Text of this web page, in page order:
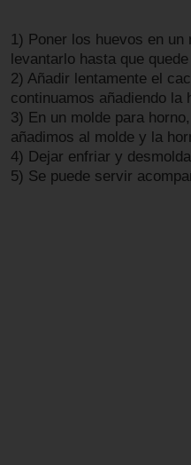
1) Poner los huevos en
levantarlo hasta que
2) Añadir lentamente el
continuamos añadiendo la
3) En un molde para
añadimos al molde y la
4) Dejar enfriar y
5) Se puede servir